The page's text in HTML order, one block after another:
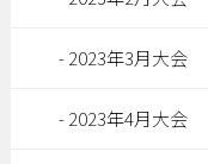
2023年3月大会
2023年4月大会